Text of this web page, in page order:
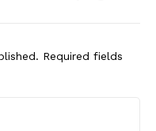
Required fields